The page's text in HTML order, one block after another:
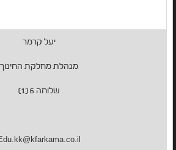
יעל קרמר
מנהלת מחלקת החינוך
שלוחה 6 (1)
Edu.kk@kfarkama.co.il